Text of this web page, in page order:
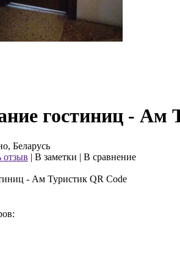
гостиниц - Ам
Беларусь
отзыв | В заметки | В сравнение